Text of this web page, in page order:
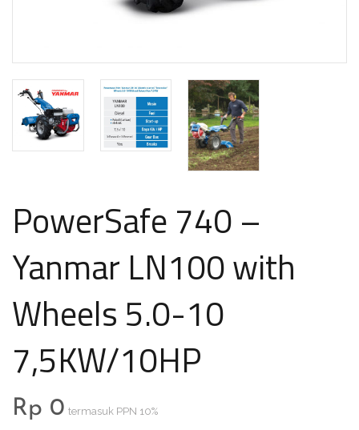
PowerSafe 740 –
Yanmar LN100 with
Wheels 5.0-10
7,5KW/10HP
Rp 0 termasuk PPN 10%